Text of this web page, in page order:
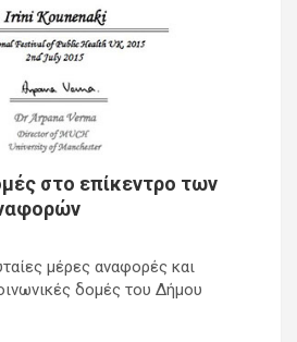
στο επίκεντρο των
μέρες αναφορές και
δομές του Δήμου